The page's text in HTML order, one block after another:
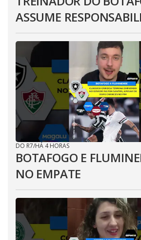
ASSUME
DO R7/HÁ 4 HORAS
BOTAFOGO E
NO EMPATE